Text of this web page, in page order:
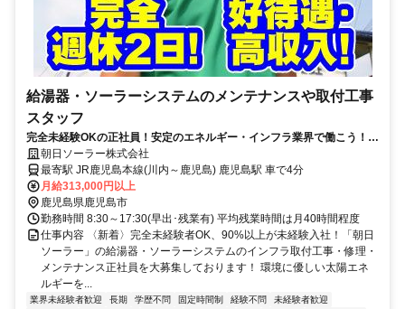
給湯器・ソーラーシステムのメンテナンスや取付工事
スタッフ
完全未経験OKの正社員！安定のエネルギー・インフラ業界で働こう！高
収入可能な取付・メンテナンス正社員
朝日ソーラー株式会社
最寄駅 JR鹿児島本線(川内～鹿児島) 鹿児島駅 車で4分
月給313,000円以上
鹿児島県鹿児島市
勤務時間 8:30～17:30(早出･残業有) 平均残業時間は月40時間程度
仕事内容 〈新着〉完全未経験者OK、90%以上が未経験入社！「朝日
ソーラー」の給湯器・ソーラーシステムのインフラ取付工事・修理・
メンテナンス正社員を大募集しております！ 環境に優しい太陽エネ
ルギーを...
業界未経験者歓迎 長期 学歴不問 固定時間制 経験不問
未経験者歓迎